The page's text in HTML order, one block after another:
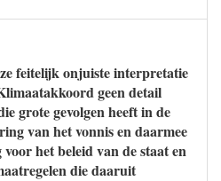
feitelijk onjuiste interpretatie
geen detail
grote gevolgen heeft in de
van het vonnis en daarmee
het beleid van de staat en
die daaruit